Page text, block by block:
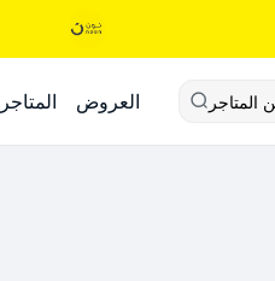
المتاجر العروض المتاجر